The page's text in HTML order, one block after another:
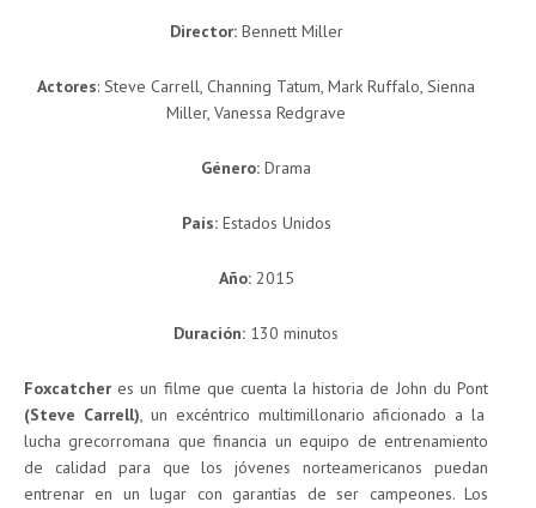
Director:Bennett Miller
Actores: Steve Carrell, Channing Tatum, Mark Ruffalo, Sienna
Miller, Vanessa Redgrave
Género: Drama
País:Estados Unidos
Año:2015
Duración: 130 minutos
Foxcatcher es un filme que cuenta la historia de John du Pont
(Steve Carrell), un excéntrico multimillonario aficionado a la
lucha grecorromana que financia un equipo de entrenamiento
de calidad para que los jóvenes norteamericanos puedan
entrenar en un lugar con garantías de ser campeones. Los